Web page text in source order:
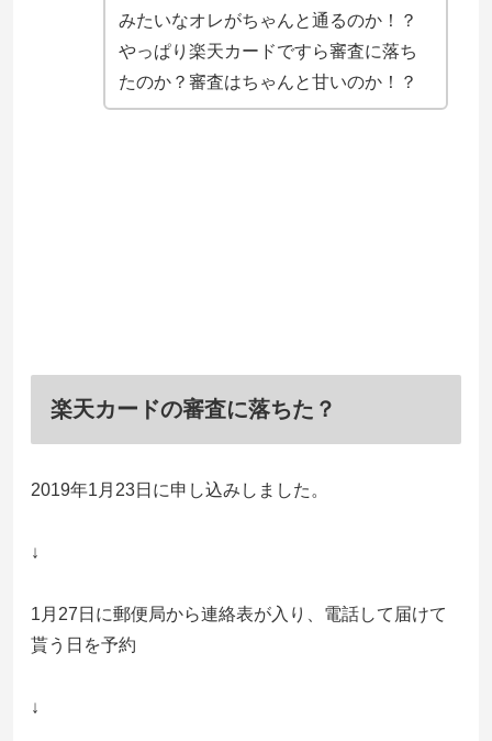
みたいなオレがちゃんと通るのか！？
やっぱり楽天カードですら審査に落ち
たのか？審査はちゃんと甘いのか！？
楽天カードの審査に落ちた？
2019年1月23日に申し込みしました。
↓
1月27日に郵便局から連絡表が入り、電話して届けて
貰う日を予約
↓